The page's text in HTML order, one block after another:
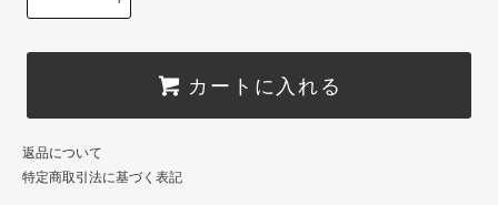
カートに入れる
返品について
特定商取引法に基づく表記